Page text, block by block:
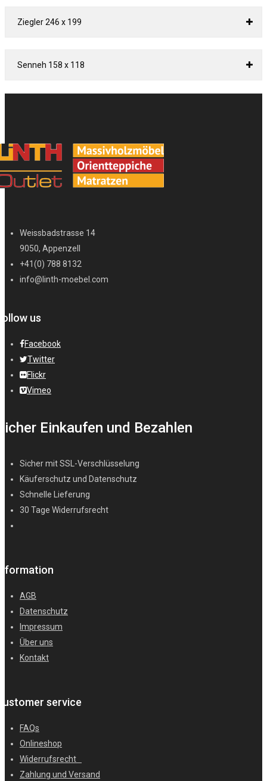
Ziegler 246 x 199
Senneh 158 x 118
Weissbadstrasse 14
9050, Appenzell
+41(0) 788 8132
info@linth-moebel.com
us
Facebook
Twitter
Flickr
Vimeo
Einkaufen und Bezahlen
Sicher mit SSL-Verschlüsselung
Käuferschutz und Datenschutz
Schnelle Lieferung
30 Tage Widerrufsrecht
AGB
Datenschutz
Impressum
Über uns
Kontakt
service
FAQs
Onlineshop
Widerrufsrecht
Zahlung und Versand